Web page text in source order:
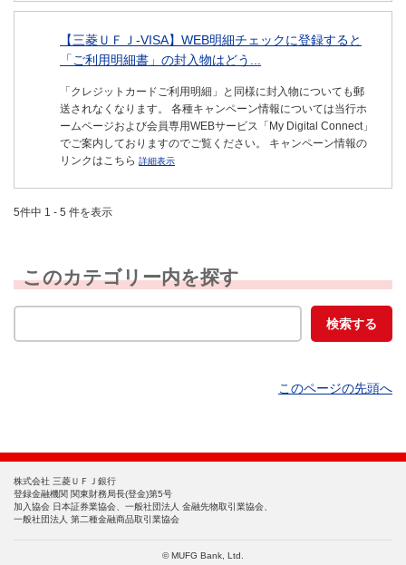
【三菱ＵＦＪ-VISA】WEB明細チェックに登録すると
「ご利用明細書」の封入物はどう...
「クレジットカードご利用明細」と同様に封入物についても郵
送されなくなります。 各種キャンペーン情報については当行ホ
ームページおよび会員専用WEBサービス「My Digital Connect」
でご案内しておりますのでご覧ください。 キャンペーン情報の
リンクはこちら 詳細表示
5件中 1 - 5 件を表示
このカテゴリー内を探す
このページの先頭へ
株式会社 三菱ＵＦＪ銀行
登録金融機関 関東財務局長(登金)第5号
加入協会 日本証券業協会、一般社団法人 金融先物取引業協会、
一般社団法人 第二種金融商品取引業協会
© MUFG Bank, Ltd.